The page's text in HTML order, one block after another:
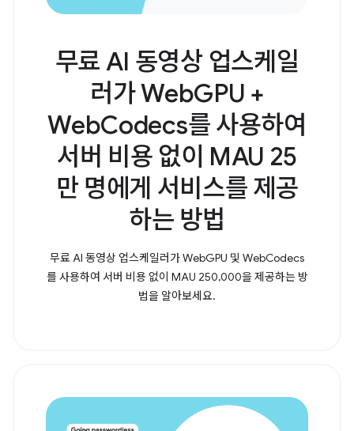
무료 AI 동영상 업스케일
러가 WebGPU +
WebCodecs를 사용하여
서버 비용 없이 MAU 25
만 명에게 서비스를 제공
하는 방법
무료 AI 동영상 업스케일러가 WebGPU 및 WebCodecs
를 사용하여 서버 비용 없이 MAU 250,000을 제공하는 방
법을 알아보세요.